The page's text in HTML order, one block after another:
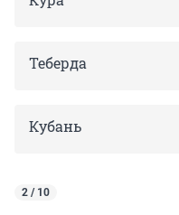
Теберда
Кубань
2 / 10